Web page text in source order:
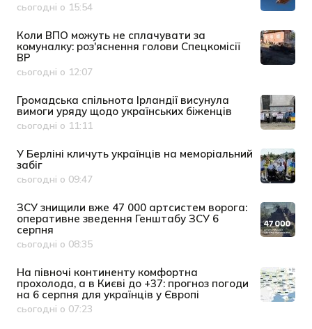
Дата публікації
сьогодні о 15:54
Коли ВПО можуть не сплачувати за
комуналку: роз'яснення голови Спецкомісії
ВР
Дата публікації
сьогодні о 12:07
Громадська спільнота Ірландії висунула
вимоги уряду щодо українських біженців
Дата публікації
сьогодні о 11:11
У Берліні кличуть українців на меморіальний
забіг
Дата публікації
сьогодні о 09:47
ЗСУ знищили вже 47 000 артсистем ворога:
оперативне зведення Генштабу ЗСУ 6
серпня
Дата публікації
сьогодні о 08:35
На півночі континенту комфортна
прохолода, а в Києві до +37: прогноз погоди
на 6 серпня для українців у Європі
Дата публікації
сьогодні о 07:23